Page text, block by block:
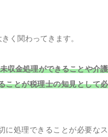
く関わってきます。
収金処理ができることや介護
ことが税理士の知見として必
に処理できることが必要なス